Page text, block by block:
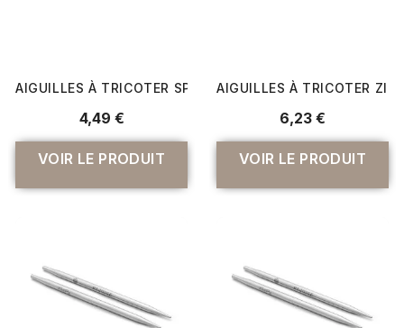
AIGUILLES À TRICOTER SPECTRA TRENDZ N°6 À 8 -
4,49 €
VOIR LE PRODUIT
AIGUILLES À TRICOTER
6,23 €
VOIR LE PRODUIT